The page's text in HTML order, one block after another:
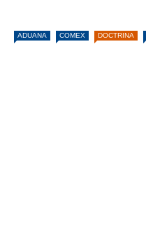
ADUANA COMEX DOCTRINA